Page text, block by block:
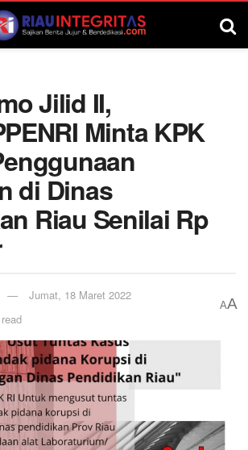
Jilid II,
Minta KPK
di Dinas
Riau Senilai Rp
Jumat, 18 Maret 2022
AA